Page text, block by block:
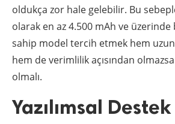
oldukça zor hale gelebilir. Bu
olarak en az 4.500 mAh ve
sahip model tercih etmek hem
hem de verimlilik açısından
olmalı.
Yazılımsal Destek